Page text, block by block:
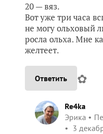
20 — вяз.
Вот уже три часа
не могу ольховый
росла ольха. Мне
желтеет.
Ответить ✿
Re4ka
Эрика
3